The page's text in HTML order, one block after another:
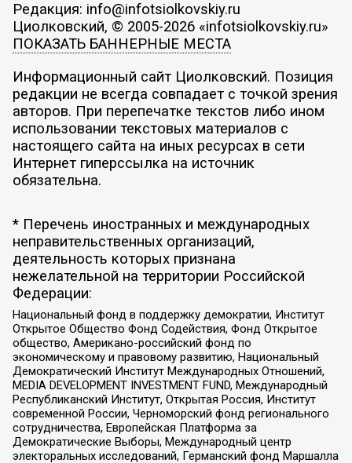
Редакция: info@infotsiolkovskiy.ru
Циолковский, © 2005-2026 «infotsiolkovskiy.ru»
ПОКАЗАТЬ БАННЕРНЫЕ МЕСТА
Информационный сайт Циолковский. Позиция
редакции не всегда совпадает с точкой зрения
авторов. При перепечатке текстов либо ином
использовании текстовых материалов с
настоящего сайта на иных ресурсах в сети
Интернет гиперссылка на источник
обязательна.
* Перечень иностранных и международных
неправительственных организаций,
деятельность которых признана
нежелательной на территории Российской
Федерации:
Национальный фонд в поддержку демократии, Институт
Открытое Общество Фонд Содействия, Фонд Открытое
общество, Американо-российский фонд по
экономическому и правовому развитию, Национальный
Демократический Институт Международных Отношений,
MEDIA DEVELOPMENT INVESTMENT FUND, Международный
Республиканский Институт, Открытая Россия, Институт
современной России, Черноморский фонд регионального
сотрудничества, Европейская Платформа за
Демократические Выборы, Международный центр
электоральных исследований, Германский фонд Маршалла